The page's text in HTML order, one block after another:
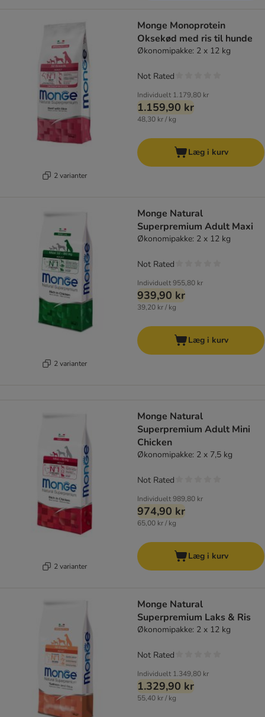
2 varianter
Monge Monoprotein
Oksekød med ris til hunde
Økonomipakke: 2 x 12 kg
Individuelt 1.179,80 kr
1.159,90 kr
48,30 kr / kg
Not Rated
Læg i kurv
2 varianter
Monge Natural
Superpremium Adult Maxi
Økonomipakke: 2 x 12 kg
Individuelt955,80 kr
939,90 kr
39,20 kr / kg
Not Rated
Læg i kurv
2 varianter
Monge Natural
Superpremium Adult Mini
Chicken
Økonomipakke: 2 x 7,5 kg
Individuelt989,80 kr
974,90 kr
65,00 kr / kg
Not Rated
Læg i kurv
Monge Natural
Superpremium Laks & Ris
Økonomipakke: 2 x 12 kg
Individuelt 1.349,80 kr
1.329,90 kr
55,40 kr / kg
Not Rated